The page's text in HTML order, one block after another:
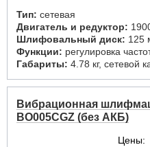
Тип: сетевая
Двигатель и редуктор:
Шлифовальный диск: 125
Функции: регулировка
Габариты: 4.78 кг, сетевой
Вибрационная
BO005CGZ (без АКБ)
Цены: